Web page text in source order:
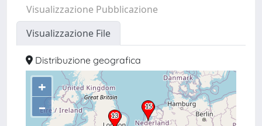
Visualizzazione Pubblicazione
Visualizzazione File
Distribuzione geografica
+
–